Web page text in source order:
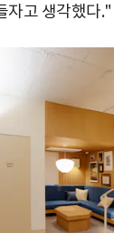
자고 생각했다."